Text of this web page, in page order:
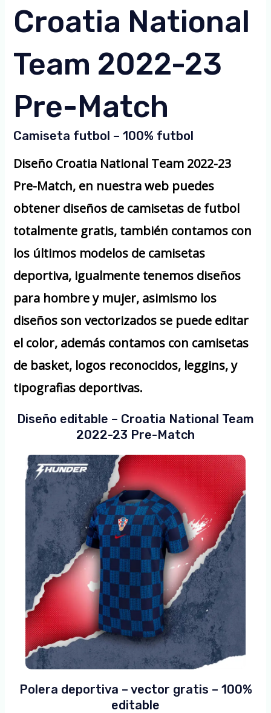
Croatia National
Team 2022-23
Pre-Match
Camiseta futbol – 100% futbol
Diseño Croatia National Team 2022-23
Pre-Match, en nuestra web puedes
obtener diseños de camisetas de futbol
totalmente gratis, también contamos con
los últimos modelos de camisetas
deportiva, igualmente tenemos diseños
para hombre y mujer, asimismo los
diseños son vectorizados se puede editar
el color, además contamos con camisetas
de basket, logos reconocidos, leggins, y
tipografias deportivas.
Diseño editable – Croatia National Team
2022-23 Pre-Match
Polera deportiva – vector gratis – 100%
editable